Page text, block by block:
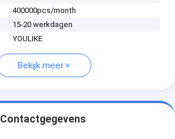
400000pcs/month
15-20 werkdagen
YOULIKE
Bekijk meer
Contactgegevens